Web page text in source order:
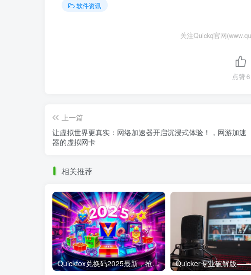
软件资讯
关注Quickq官网
点赞6
上一篇
让虚拟世界更真实：网络加速器开启沉浸式体验！，网游加速
器的虚拟网卡
相关推荐
Quickfox兑换码2025最新，抢先获取专属福利！